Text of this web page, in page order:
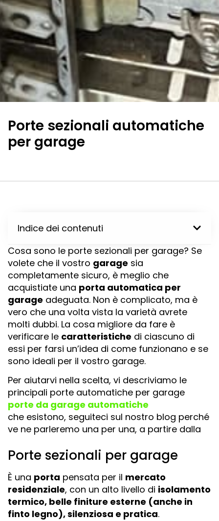
Porte sezionali automatiche
per garage
Indice dei contenuti
Cosa sono le porte sezionali per garage? Se
volete che il vostro garage sia
completamente sicuro, è meglio che
acquistiate una porta automatica per
garage adeguata. Non è complicato, ma è
vero che una volta vista la varietà avrete
molti dubbi. La cosa migliore da fare è
verificare le caratteristiche di ciascuno di
essi per farsi un’idea di come funzionano e se
sono ideali per il vostro garage.
Per aiutarvi nella scelta, vi descriviamo le
principali porte automatiche per garage
porte da garage automatiche
che esistono, seguiteci sul nostro blog perché
ve ne parleremo una per una, a partire dalla
Porte sezionali per garage
È una porta pensata per il mercato
residenziale, con un alto livello di isolamento
termico, belle finiture esterne (anche in
finto legno), silenziosa e pratica.